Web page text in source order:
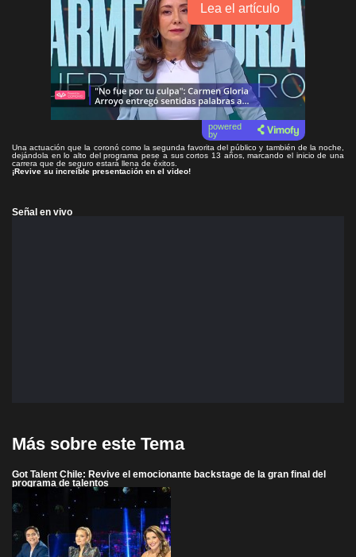
Lea el artículo
powered
by
Una actuación que la coronó como la segunda favorita del público y también de la noche,
dejándola en lo alto del programa pese a sus cortos 13 años, marcando el inicio de una
carrera que de seguro estará llena de éxitos.
¡Revive su increíble presentación en el video!
Señal en vivo
Más sobre este Tema
Got Talent Chile: Revive el emocionante backstage de la gran final del
programa de talentos